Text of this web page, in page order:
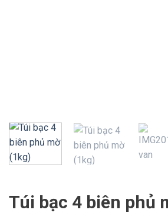
Túi bạc 4 biên phủ